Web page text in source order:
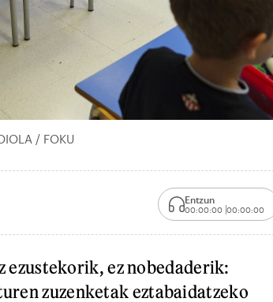
/ FOKU
Entzun
00:00:00 00:00:00
ezustekorik, ez nobedaderik:
zuzenketak eztabaidatzeko